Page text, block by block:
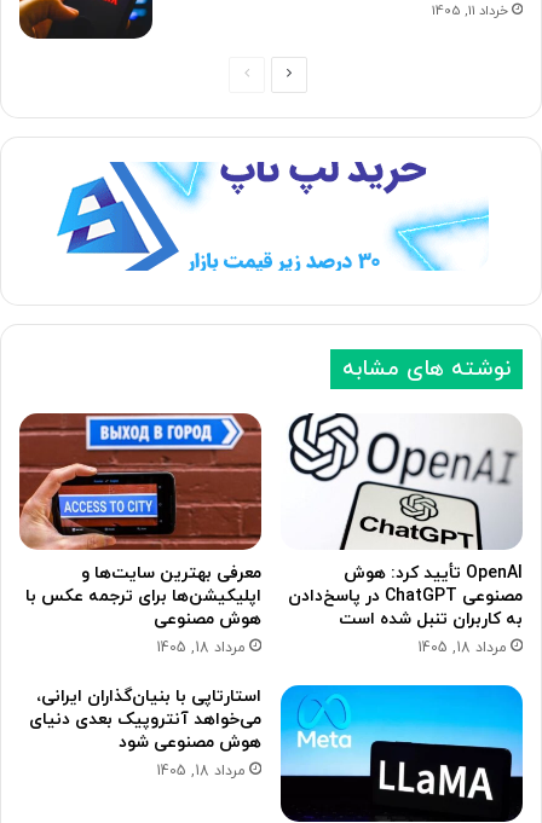
خرداد 11, 1405
ح
ه
ی
ح
ه
ی
نوشته های مشابه
OpenAI تأیید کرد: هوش
مصنوعی ChatGPT در پاسخ‌دادن
به کاربران تنبل شده است
مرداد 18, 1405
معرفی بهترین سایت‌ها و
اپلیکیشن‌ها برای ترجمه عکس با
هوش مصنوعی
مرداد 18, 1405
استارتاپی با بنیان‌گذاران ایرانی،
می‌خواهد آنتروپیک بعدی دنیای
هوش مصنوعی شود
مرداد 18, 1405